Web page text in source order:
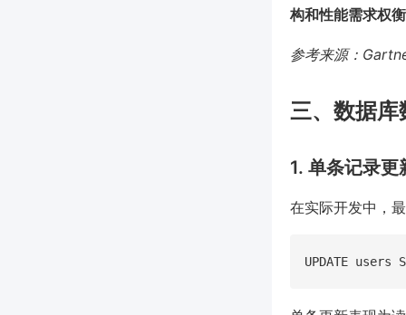
构和性能需求权
参考来源：
三、数据库
1. 单条记录更
在实际开发中，